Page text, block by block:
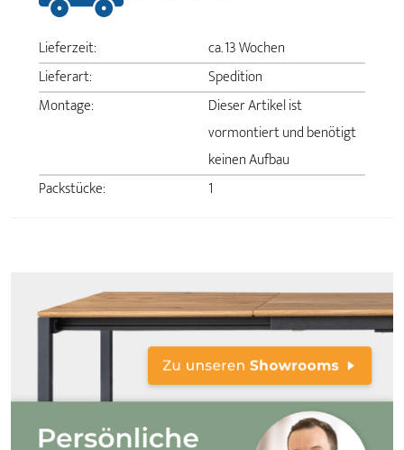
Lieferzeit:
ca. 13 Wochen
Lieferart:
Spedition
Montage:
Dieser Artikel ist
vormontiert und benötigt
keinen Aufbau
Packstücke:
1